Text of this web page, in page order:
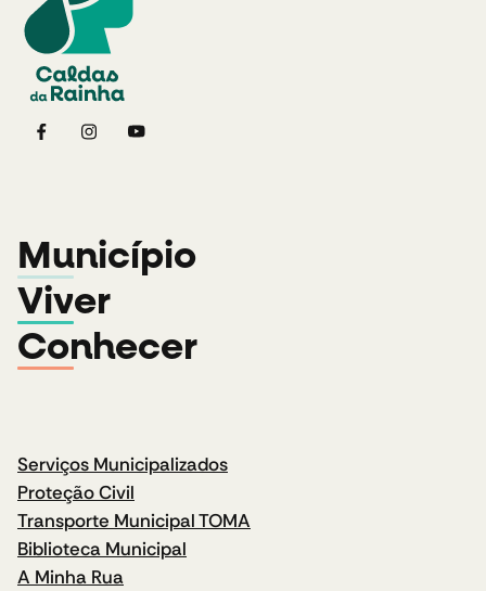
Município
Viver
Conhecer
Serviços Municipalizados
Proteção Civil
Transporte Municipal TOMA
Biblioteca Municipal
A Minha Rua